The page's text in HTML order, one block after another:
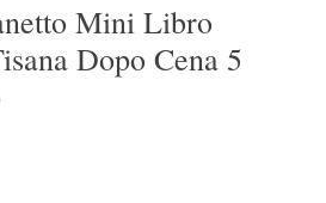
Mini Libro
Dopo Cena 5